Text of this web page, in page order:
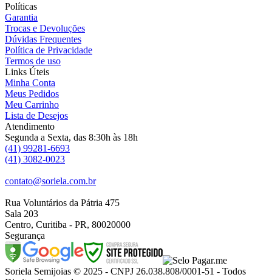
Políticas
Garantia
Trocas e Devoluções
Dúvidas Frequentes
Política de Privacidade
Termos de uso
Links Úteis
Minha Conta
Meus Pedidos
Meu Carrinho
Lista de Desejos
Atendimento
Segunda a Sexta, das 8:30h às 18h
(41) 99281-6693
(41) 3082-0023
contato@soriela.com.br
Rua Voluntários da Pátria 475
Sala 203
Centro, Curitiba - PR, 80020000
Segurança
Soriela Semijoias © 2025 - CNPJ 26.038.808/0001-51 - Todos